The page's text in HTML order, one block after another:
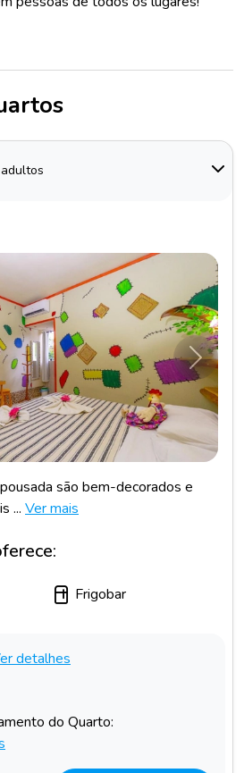
são bem-decorados e
... Ver mais
Frigobar
detalhes
do Quarto: